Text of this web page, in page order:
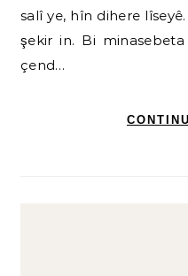
salî ye, hîn dihere
şekir in. Bi
çend…